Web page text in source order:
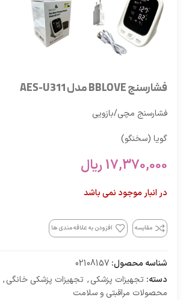
فشارسنج BBLOVE مدل AES-U311
فشارسنج مچی/بازویی
گویا (سخنگو)
17,370,000ریال
در انبار موجود نمی باشد
مقایسه افزودن به علاقه مندی ها
شناسه محصول: 02108157
دسته: تجهیزات پزشکی, تجهیزات پزشکی خانگی,
محصولات مراقبتی و سلامت